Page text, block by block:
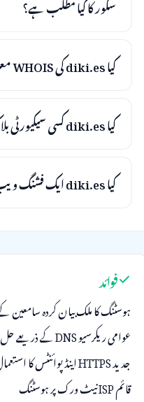
سکور کا کیا مطلب ہے؟
کیا diki.es کی WHOIS معلومات چھپی ہوئی ہیں؟
کیا diki.es کسی سیکیورٹی بلاک لسٹ پر ہے؟
کیا diki.es ایک فشنگ ویب سائٹ ہے؟
فوائد
ہوسٹنگ کا ملک بیان کردہ
عوامی ریکرسیو DNS کے ذریعے حل ہوتا ہے
جدید HTTPS اینڈ پوائنٹس کا استعمال
قائم ISP نیٹ ورک پر ہوسٹنگ